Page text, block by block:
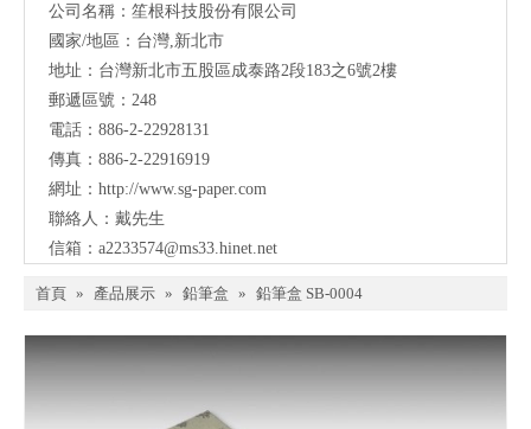
公司名稱：笙根科技股份有限公司
國家/地區：台灣,新北市
地址：台灣新北市五股區成泰路2段183之6號2樓
郵遞區號：248
電話：886-2-22928131
傳真：886-2-22916919
網址： http://www.sg-paper.com
聯絡人：戴先生
信箱： a2233574@ms33.hinet.net
首頁 » 產品展示 » 鉛筆盒 » 鉛筆盒 SB-0004